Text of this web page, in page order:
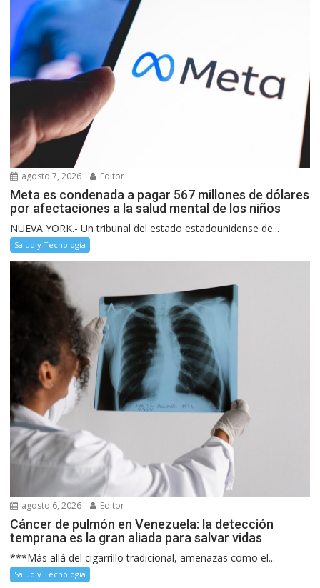
agosto 7, 2026 Editor
Meta es condenada a pagar 567 millones de dólares
por afectaciones a la salud mental de los niños
NUEVA YORK.- Un tribunal del estado estadounidense de...
Salud y Tecnología
agosto 6, 2026 Editor
Cáncer de pulmón en Venezuela: la detección
temprana es la gran aliada para salvar vidas
***Más allá del cigarrillo tradicional, amenazas como el...
Salud y Tecnología